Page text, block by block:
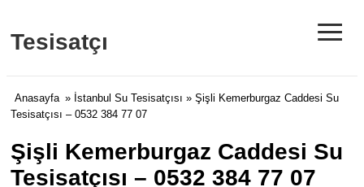
Tesisatçı ≡
Anasayfa » İstanbul Su Tesisatçısı » Şişli Kemerburgaz Caddesi Su
Tesisatçısı – 0532 384 77 07
Şişli Kemerburgaz Caddesi Su
Tesisatçısı – 0532 384 77 07